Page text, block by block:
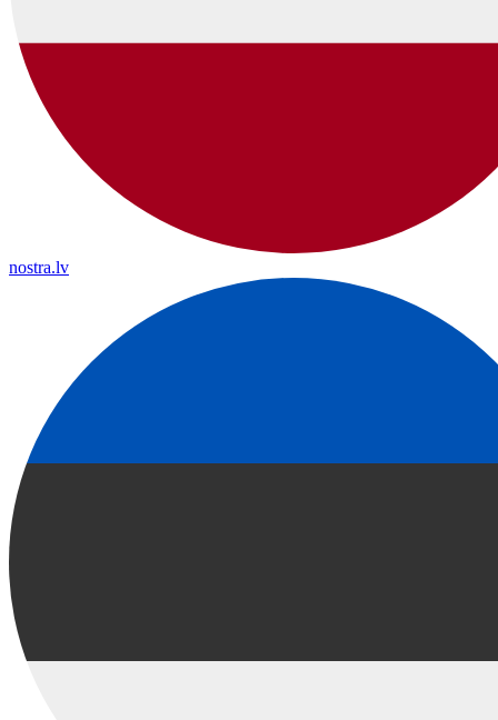
nostra.lv